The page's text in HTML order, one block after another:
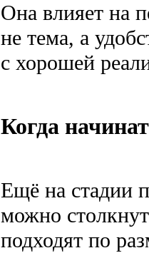
Она влияет на
не тема, а
с хорошей
Когда
Ещё на стадии
можно
подходят по